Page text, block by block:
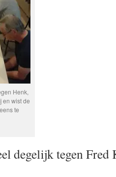
Henk,
en wist de
te
degelijk tegen Fred